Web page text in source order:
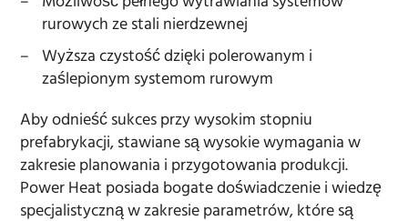
rurowych ze stali nierdzewnej
Wyższa czystość dzięki polerowanym i
zaślepionym systemom rurowym
Aby odnieść sukces przy wysokim stopniu
prefabrykacji, stawiane są wysokie wymagania w
zakresie planowania i przygotowania produkcji.
Power Heat posiada bogate doświadczenie i wiedzę
specjalistyczną w zakresie parametrów, które są